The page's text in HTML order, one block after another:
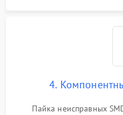
4.
Пайка неисправных